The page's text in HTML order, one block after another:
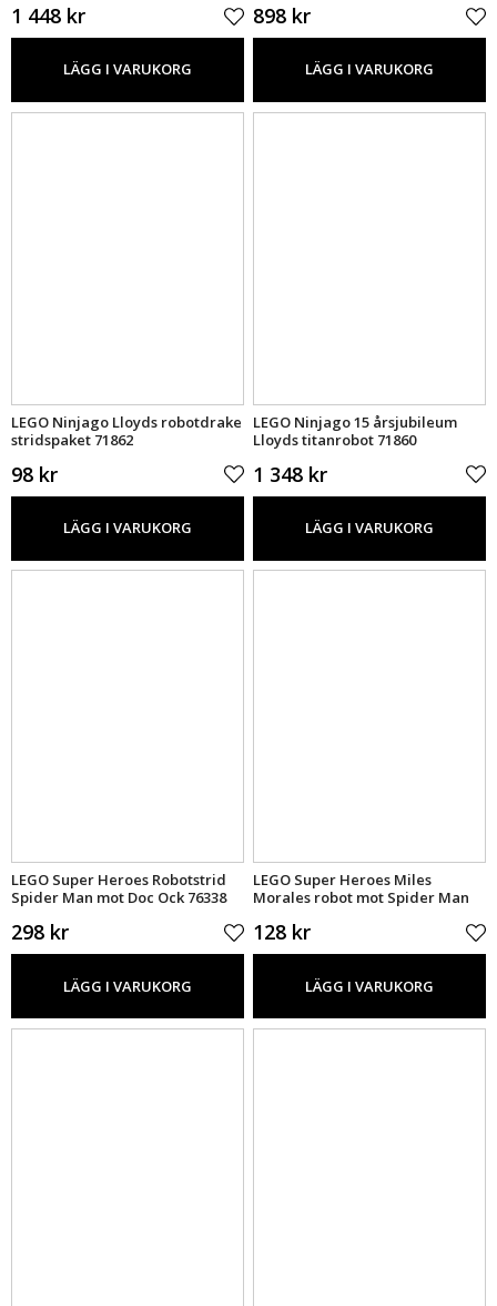
1 448 kr
LÄGG I VARUKORG
898 kr
LÄGG I VARUKORG
LEGO Ninjago Lloyds robotdrake
stridspaket 71862
98 kr
LÄGG I VARUKORG
LEGO Ninjago 15 årsjubileum
Lloyds titanrobot 71860
1 348 kr
LÄGG I VARUKORG
LEGO Super Heroes Robotstrid
Spider Man mot Doc Ock 76338
298 kr
LÄGG I VARUKORG
LEGO Super Heroes Miles
Morales robot mot Spider Man
128 kr
LÄGG I VARUKORG